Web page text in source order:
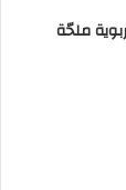
ملحّة